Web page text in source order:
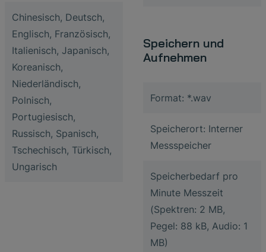
Chinesisch, Deutsch,
Englisch, Französisch,
Italienisch, Japanisch,
Koreanisch,
Niederländisch,
Polnisch,
Portugiesisch,
Russisch, Spanisch,
Tschechisch, Türkisch,
Ungarisch
Speichern und
Aufnehmen
Format: *.wav
Speicherort: Interner
Messspeicher
Speicherbedarf pro
Minute Messzeit
(Spektren: 2 MB,
Pegel: 88 kB, Audio: 1
MB)